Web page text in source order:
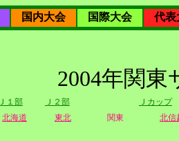
国内大会 国際大会
代表
2004年関
Ｊ１部 Ｊ２部
Ｊカップ
北海道 東北 関東 北信